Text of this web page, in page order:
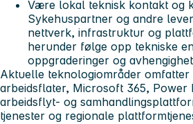
Være lokal teknisk kontakt og
Sykehuspartner og andre
nettverk, infrastruktur og
herunder følge opp tekniske
oppgraderinger og
Aktuelle teknologiområder
arbeidsflater, Microsoft 365, Power
arbeidsflyt- og
tjenester og regionale